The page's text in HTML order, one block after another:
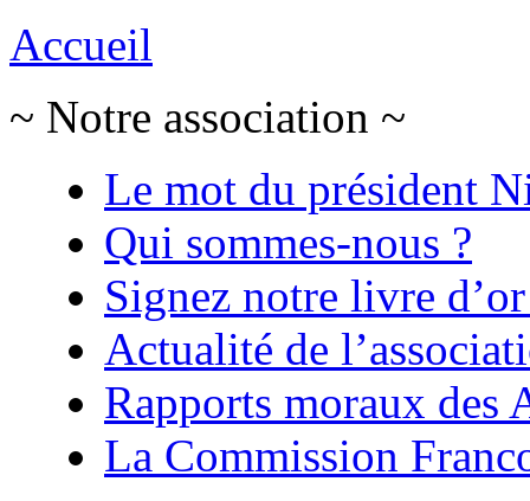
Accueil
~ Notre association ~
Le mot du président
Qui sommes-nous ?
Signez notre livre
Actualité de
Rapports moraux des
La Commission